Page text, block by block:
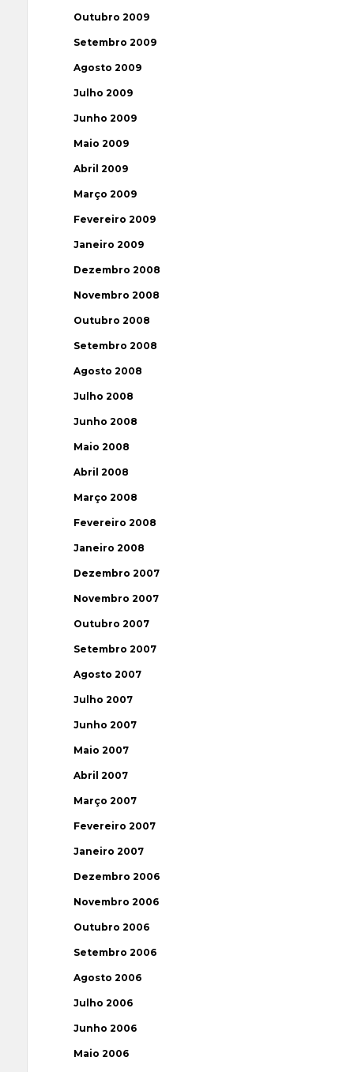
Outubro 2009
Setembro 2009
Agosto 2009
Julho 2009
Junho 2009
Maio 2009
Abril 2009
Março 2009
Fevereiro 2009
Janeiro 2009
Dezembro 2008
Novembro 2008
Outubro 2008
Setembro 2008
Agosto 2008
Julho 2008
Junho 2008
Maio 2008
Abril 2008
Março 2008
Fevereiro 2008
Janeiro 2008
Dezembro 2007
Novembro 2007
Outubro 2007
Setembro 2007
Agosto 2007
Julho 2007
Junho 2007
Maio 2007
Abril 2007
Março 2007
Fevereiro 2007
Janeiro 2007
Dezembro 2006
Novembro 2006
Outubro 2006
Setembro 2006
Agosto 2006
Julho 2006
Junho 2006
Maio 2006